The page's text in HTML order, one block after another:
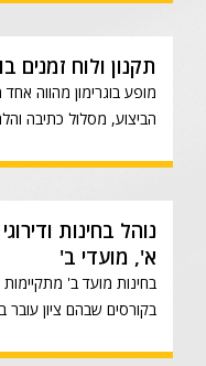
תקנון ולוח זמנים
מופע בוגרימון מהווה
הביצוע, מסלול כתיבה
נוהל בחינות
א', מועדי ב'
בחינות מועד ב'
בקורסים שבהם ציון